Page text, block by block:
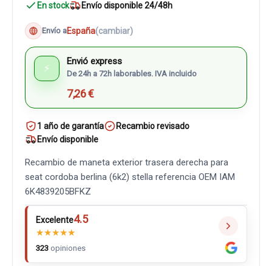
En stock Envío disponible 24/48h
Envío aEspaña(cambiar)
⚡
Envió express
De 24h a 72h laborables. IVA incluido
7,26 €
1 año de garantía
Recambio revisado
Envío disponible
Recambio de maneta exterior trasera derecha para
seat cordoba berlina (6k2) stella referencia OEM IAM
6K4839205BFKZ
Excelente4.5
★★★★★
323 opiniones